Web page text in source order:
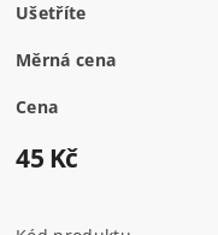
Ušetříte
Měrná cena
Cena
45 Kč